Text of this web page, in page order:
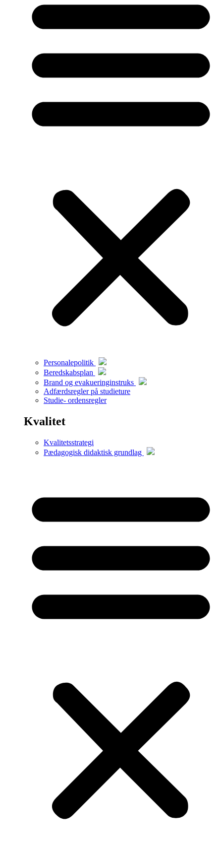
Personalepolitik
Beredskabsplan
Brand og evakueringinstruks
Adfærdsregler på studieture
Studie- ordensregler
Kvalitet
Kvalitetsstrategi
Pædagogisk didaktisk grundlag